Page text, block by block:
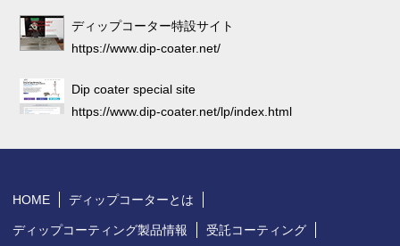
ディップコーター特設サイト
https://www.dip-coater.net/
Dip coater special site
https://www.dip-coater.net/lp/index.html
HOME ディップコーターとは
ディップコーティング製品情報 受託コーティング